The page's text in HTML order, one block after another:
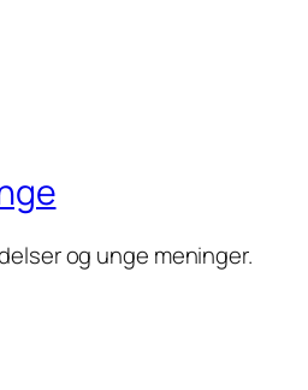
og unge meninger.